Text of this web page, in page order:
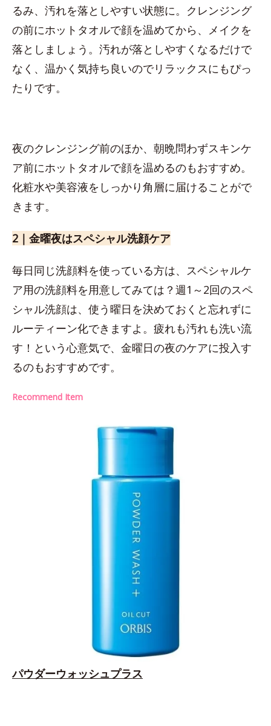
るみ、汚れを落としやすい状態に。クレンジング
の前にホットタオルで顔を温めてから、メイクを
落としましょう。汚れが落としやすくなるだけで
なく、温かく気持ち良いのでリラックスにもぴっ
たりです。
夜のクレンジング前のほか、朝晩問わずスキンケ
ア前にホットタオルで顔を温めるのもおすすめ。
化粧水や美容液をしっかり角層に届けることがで
きます。
2｜金曜夜はスペシャル洗顔ケア
毎日同じ洗顔料を使っている方は、スペシャルケ
ア用の洗顔料を用意してみては？週1～2回のスペ
シャル洗顔は、使う曜日を決めておくと忘れずに
ルーティーン化できますよ。疲れも汚れも洗い流
す！という心意気で、金曜日の夜のケアに投入す
るのもおすすめです。
Recommend Item
パウダーウォッシュプラス